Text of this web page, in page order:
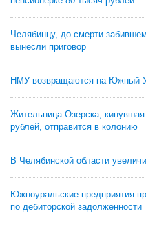
Челябинцу, до смерти
вынесли приговор
НМУ возвращаются на Южный
Жительница Озерска,
рублей, отправится в колонию
В Челябинской области
Южноуральские предприятия
по дебиторской задолженности